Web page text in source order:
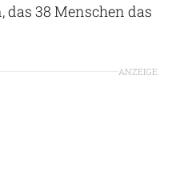
38 Menschen das
ANZEIGE